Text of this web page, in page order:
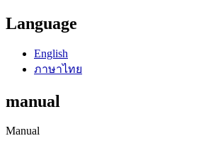
Language
English
ภาษาไทย
manual
Manual